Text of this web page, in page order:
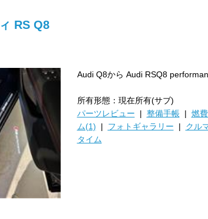
RS Q8
Audi Q8から Audi RSQ8
所有形態：現在所有(サブ)
パーツレビュー | 整備手帳| 燃
ム(1) | フォトギャラリー | クル
タイム